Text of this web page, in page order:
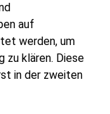
auf
werden, um
zu klären. Diese
in der zweiten